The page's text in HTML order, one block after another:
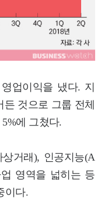
업이익을 냈다. 지
것으로 그룹 전체
에 그쳤다.
거래), 인공지능(A
영역을 넓히는 등
이다.